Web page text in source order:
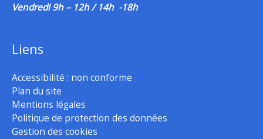
Vendredi 9h – 12h / 14h -18h
Liens
Accessibilité : non conforme
Plan du site
Mentions légales
Politique de protection des données
Gestion des cookies